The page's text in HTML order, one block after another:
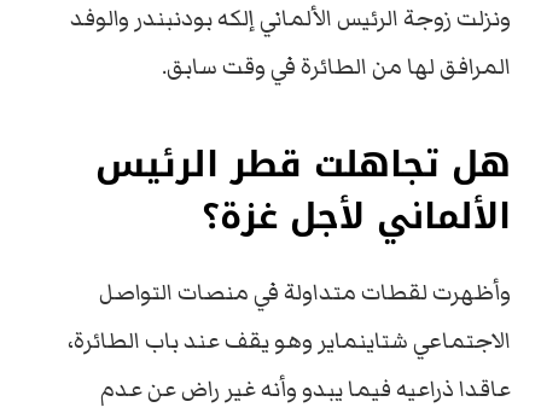
ونزلت زوجة الرئيس الألماني إلكه بودنبندر والوفد
المرافق لها من الطائرة في وقت سابق.
هل تجاهلت قطر الرئيس
الألماني لأجل غزة؟
وأظهرت لقطات متداولة في منصات التواصل
الاجتماعي شتاينماير وهو يقف عند باب الطائرة،
عاقدا ذراعيه فيما يبدو وأنه غير راض عن عدم